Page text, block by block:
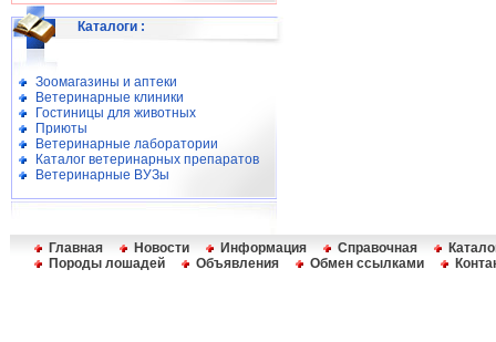
Каталоги :
Зоомагазины и аптеки
Ветеринарные клиники
Гостиницы для животных
Приюты
Ветеринарные лаборатории
Каталог ветеринарных препаратов
Ветеринарные ВУЗы
Главная Новости Информация Справочная
Породы лошадей
Объявления Обмен ссылками